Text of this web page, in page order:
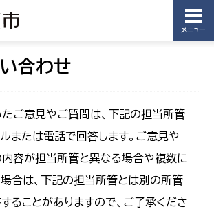
メニュー
合わせ
ご意見やご質問は、下記の担当所管
または電話で回答します。ご意見や
容が担当所管と異なる場合や複数に
合は、下記の担当所管とは別の所管
ることがありますので、ご了承くださ